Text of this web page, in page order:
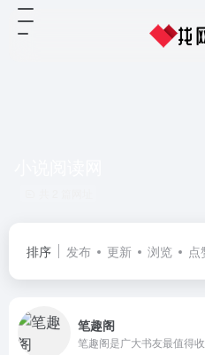
排序 发布 更新 浏览 点
笔趣阁